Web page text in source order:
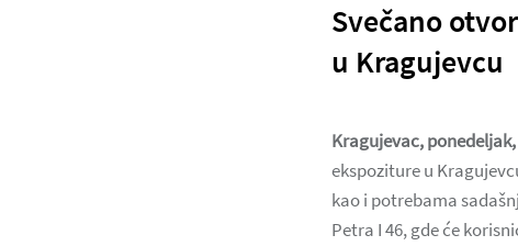
Svečano
u Kragujevcu
Kragujevac,
ekspoziture u
kao i potrebama
Petra I 46, gde će